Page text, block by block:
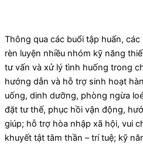
Thông qua các buổi tập huấn,
rèn luyện nhiều nhóm kỹ năng
tư vấn và xử lý tình huống trong
hướng dẫn và hỗ trợ sinh hoạt
uống, dinh dưỡng, phòng ngừa
đặt tư thế, phục hồi vận động,
giúp; hỗ trợ hòa nhập xã hội, vui
khuyết tật tâm thần – trí tuệ; kỹ